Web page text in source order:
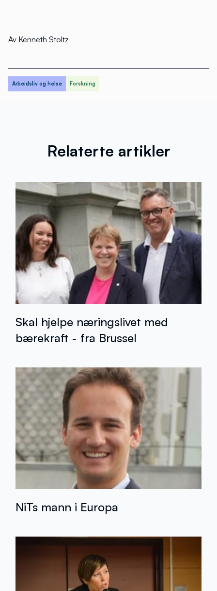
Av Kenneth Stoltz
Arbeidsliv og helse Forskning
Relaterte artikler
Skal hjelpe næringslivet med
bærekraft - fra Brussel
NiTs mann i Europa